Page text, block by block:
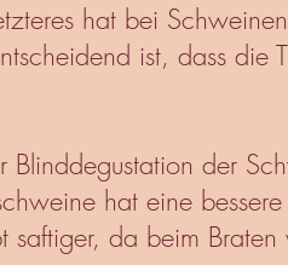
hat bei
ist, dass die
Blinddegustation der
hat eine
saftiger, da beim